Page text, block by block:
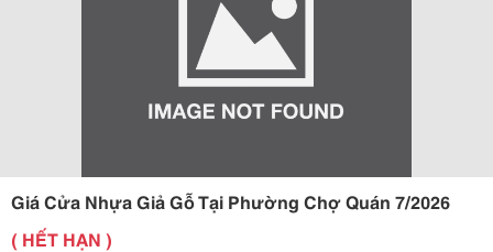
Giá Cửa Nhựa Giả Gỗ Tại Phường Chợ Quán 7/2026
( HẾT HẠN )